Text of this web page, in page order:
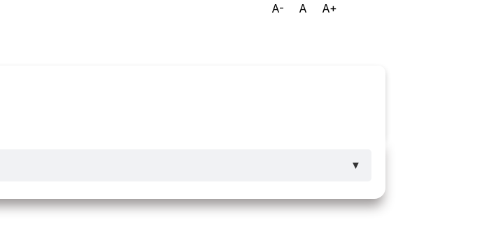
A- A
A+
▼